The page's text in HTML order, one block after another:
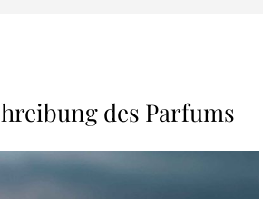
des Parfums